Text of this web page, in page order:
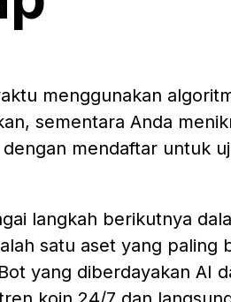
menggunakan
sementara Anda
mendaftar untuk
langkah berikutnya
satu aset yang paling
yang diberdayakan AI